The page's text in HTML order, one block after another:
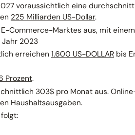
voraussichtlich eine
225 Milliarden US-Dollar.
Commerce-Marktes aus, mit einem
2023
erreichen 1.600 US-DOLLARbis
Prozent.
303$ pro Monat aus.
Haushaltsausgaben.